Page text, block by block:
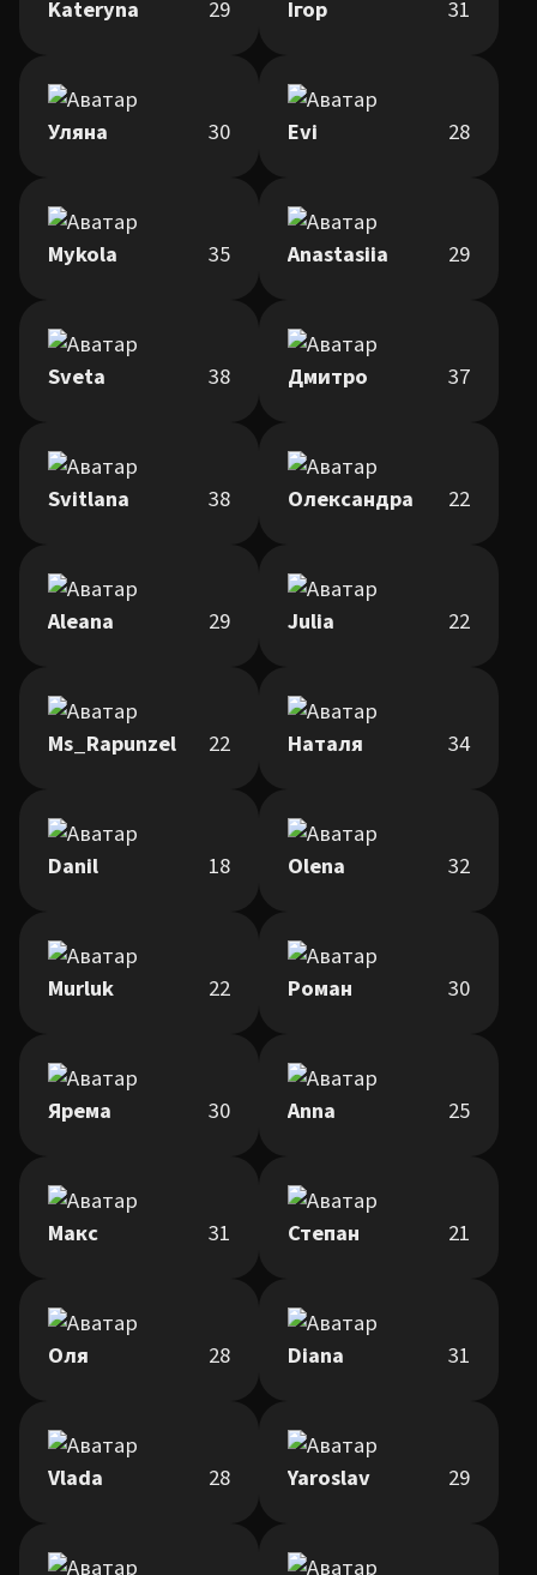
Kateryna 29 Ігор 31
Уляна 30 Evi 28
Mykola 35 Anastasiia 29
Sveta 38 Дмитро 37
Svitlana 38 Олександра 22
Aleana 29 Julia 22
Ms_Rapunzel 22 Наталя 34
Danil 18 Olena 32
Murluk 22 Роман 30
Ярема 30 Anna 25
Макс 31 Степан 21
Оля 28 Diana 31
Vlada 28 Yaroslav 29